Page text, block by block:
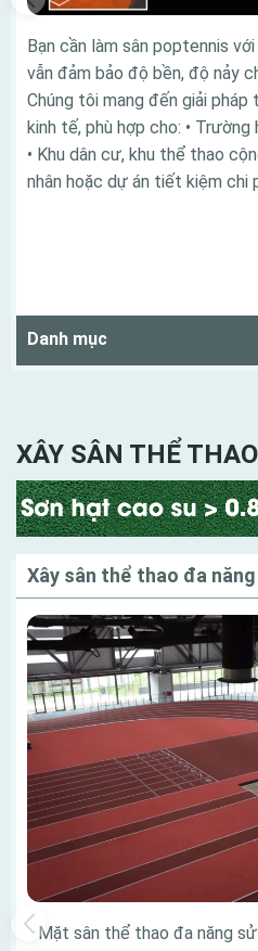
Bạn cần làm sân poptennis
vẫn đảm bảo độ bền, độ nảy
Chúng tôi mang đến giải
kinh tế, phù hợp cho: •
• Khu dân cư, khu thể thao
nhân hoặc dự án tiết kiệm chi
Danh mục
XÂY SÂN THỂ THAO
Xây sân thể thao đa năng
Mặt sân thể thao đa năng